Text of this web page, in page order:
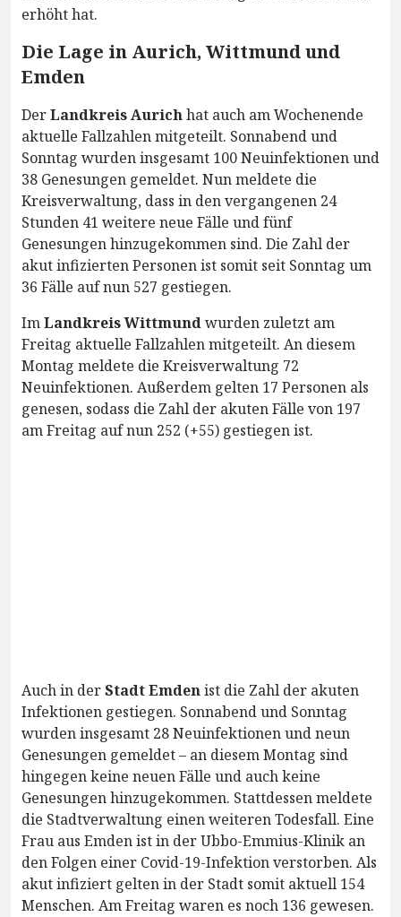
erhöht hat.
Die Lage in Aurich, Wittmund und
Emden
DerLandkreis Aurichhat auch am Wochenende
aktuelle Fallzahlen mitgeteilt. Sonnabend und
Sonntag wurden insgesamt 100 Neuinfektionen und
38 Genesungen gemeldet. Nun meldete die
Kreisverwaltung, dass in den vergangenen 24
Stunden 41 weitere neue Fälle und fünf
Genesungen hinzugekommen sind. Die Zahl der
akut infizierten Personen ist somit seit Sonntag um
36 Fälle auf nun 527 gestiegen.
ImLandkreis Wittmundwurden zuletzt am
Freitag aktuelle Fallzahlen mitgeteilt. An diesem
Montag meldete die Kreisverwaltung 72
Neuinfektionen. Außerdem gelten 17 Personen als
genesen, sodass die Zahl der akuten Fälle von 197
am Freitag auf nun 252 (+55) gestiegen ist.
Auch in derStadt Emdenist die Zahl der akuten
Infektionen gestiegen. Sonnabend und Sonntag
wurden insgesamt 28 Neuinfektionen und neun
Genesungen gemeldet – an diesem Montag sind
hingegen keine neuen Fälle und auch keine
Genesungen hinzugekommen. Stattdessen meldete
die Stadtverwaltung einen weiteren Todesfall. Eine
Frau aus Emden ist in der Ubbo-Emmius-Klinik an
den Folgen einer Covid-19-Infektion verstorben. Als
akut infiziert gelten in der Stadt somit aktuell 154
Menschen. Am Freitag waren es noch 136 gewesen.